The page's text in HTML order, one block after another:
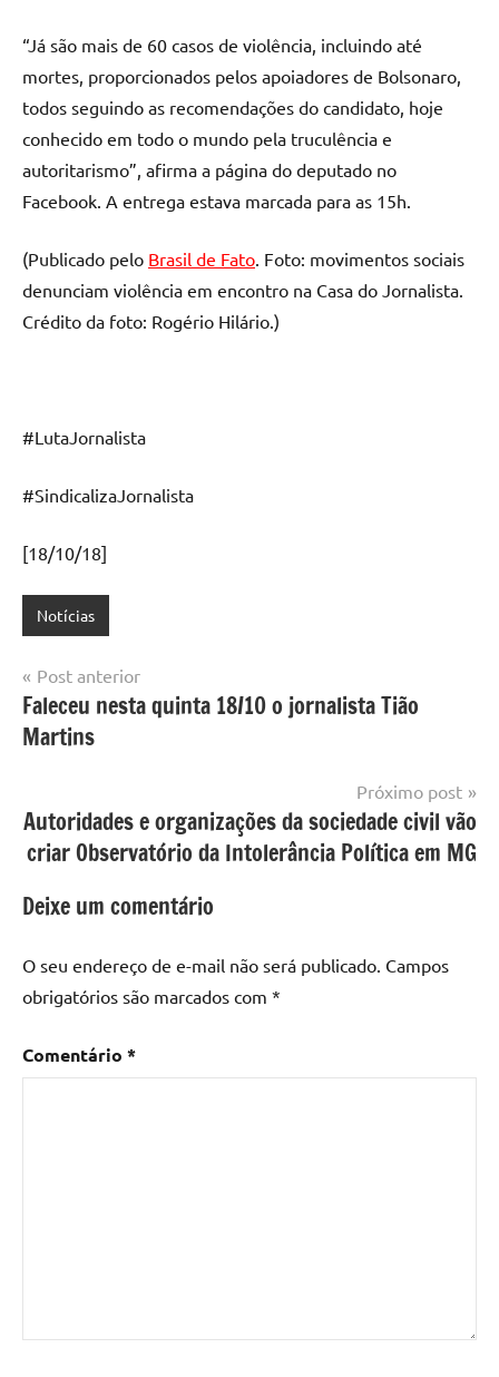
“Já são mais de 60 casos de violência, incluindo até
mortes, proporcionados pelos apoiadores de Bolsonaro,
todos seguindo as recomendações do candidato, hoje
conhecido em todo o mundo pela truculência e
autoritarismo”, afirma a página do deputado no
Facebook. A entrega estava marcada para as 15h.
(Publicado pelo Brasil de Fato. Foto: movimentos sociais
denunciam violência em encontro na Casa do Jornalista.
Crédito da foto: Rogério Hilário.)
#LutaJornalista
#SindicalizaJornalista
[18/10/18]
Notícias
Navegação
de
Post
Post anterior
Faleceu nesta quinta 18/10 o jornalista Tião
Martins
Próximo post
Autoridades e organizações da sociedade civil vão
criar Observatório da Intolerância Política em MG
Deixe um comentário
O seu endereço de e-mail não será publicado. Campos
obrigatórios são marcados com *
Comentário *